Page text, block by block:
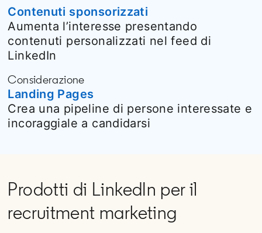
Contenuti sponsorizzati
Aumenta l’interesse presentando
contenuti personalizzati nel feed di
LinkedIn
Considerazione
Landing Pages
Crea una pipeline di persone interessate e
incoraggiale a candidarsi
Prodotti di LinkedIn per il
recruitment marketing